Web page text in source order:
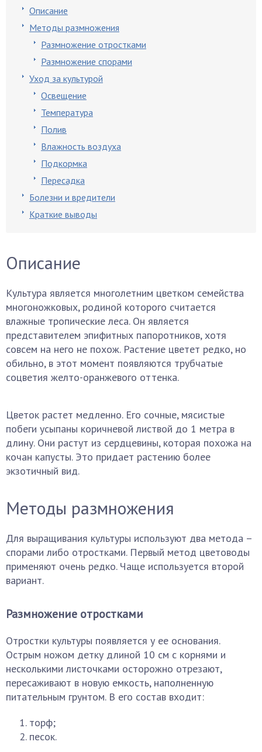
Описание
Методы размножения
Размножение отростками
Размножение спорами
Уход за культурой
Освещение
Температура
Полив
Влажность воздуха
Подкормка
Пересадка
Болезни и вредители
Краткие выводы
Описание
Культура является многолетним цветком семейства
многоножковых, родиной которого считается
влажные тропические леса. Он является
представителем эпифитных папоротников, хотя
совсем на него не похож. Растение цветет редко, но
обильно, в этот момент появляются трубчатые
соцветия желто-оранжевого оттенка.
Цветок растет медленно. Его сочные, мясистые
побеги усыпаны коричневой листвой до 1 метра в
длину. Они растут из сердцевины, которая похожа на
кочан капусты. Это придает растению более
экзотичный вид.
Методы размножения
Для выращивания культуры используют два метода –
спорами либо отростками. Первый метод цветоводы
применяют очень редко. Чаще используется второй
вариант.
Размножение отростками
Отростки культуры появляется у ее основания.
Острым ножом детку длиной 10 см с корнями и
несколькими листочками осторожно отрезают,
пересаживают в новую емкость, наполненную
питательным грунтом. В его состав входит:
торф;
песок.